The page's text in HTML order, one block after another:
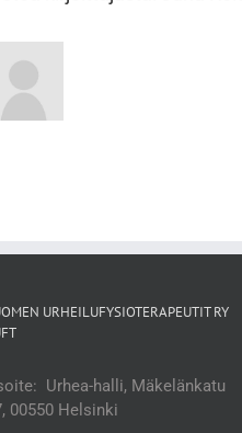
URHEILUFYSIOTERAPEUTIT RY
Urhea-halli, Mäkelänkatu
00550 Helsinki